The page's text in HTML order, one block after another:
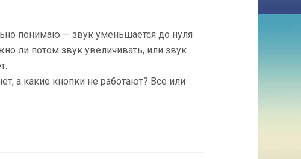
понимаю — звук уменьшается до нуля
ли потом звук увеличивать, или звук
а какие кнопки не работают? Все или